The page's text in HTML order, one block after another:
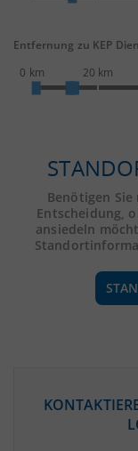
Entfernung zu KEP
0 km
20 km
Benötigen
Entscheidung,
ansiedeln